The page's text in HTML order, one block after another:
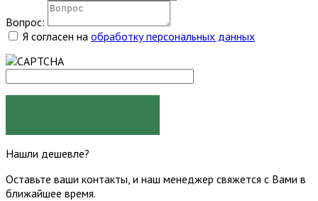
Вопрос:
Я согласен на обработку персональных данных
Нашли дешевле?
Оставьте ваши контакты, и наш менеджер свяжется с Вами в
ближайшее время.